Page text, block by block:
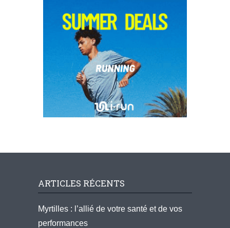
ARTICLES RÉCENTS
Myrtilles : l’allié de votre santé et de vos
performances